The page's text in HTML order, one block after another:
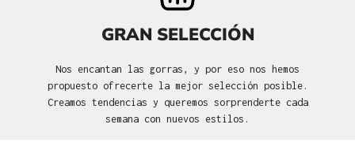
GRAN SELECCIÓN
Nos encantan las gorras, y por eso nos hemos
propuesto ofrecerte la mejor selección posible.
Creamos tendencias y queremos sorprenderte cada
semana con nuevos estilos.